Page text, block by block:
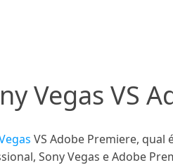
Vegas VS
VS Adobe Premiere,
Sony Vegas e Adobe